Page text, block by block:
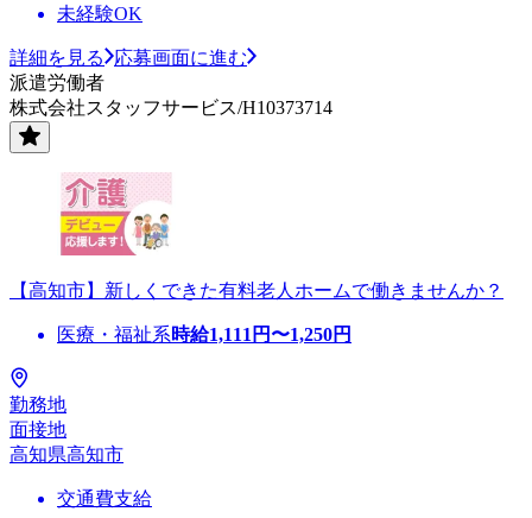
未経験OK
詳細を見る
応募画面に進む
派遣労働者
株式会社スタッフサービス/H10373714
【高知市】新しくできた有料老人ホームで働きませんか？
医療・福祉系時給1,111 円〜1,250円
勤務地
面接地
高知県高知市
交通費支給